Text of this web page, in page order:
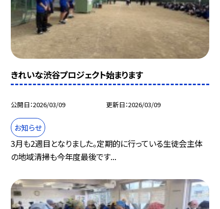
きれいな渋谷プロジェクト始まります
公開日 2026/03/09 更新日 2026/03/09
お知らせ
3月も2週目となりました。定期的に行っている生徒会主体
の地域清掃も今年度最後です...